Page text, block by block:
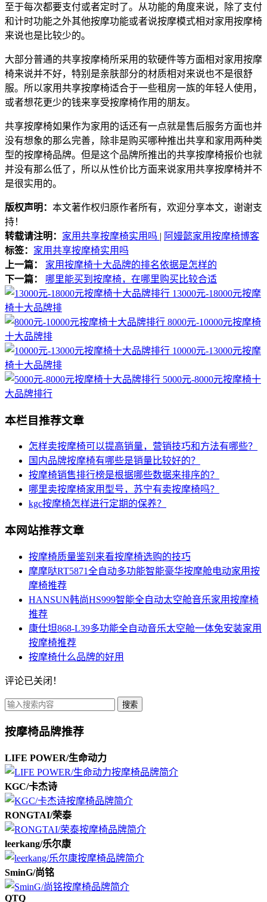
至于每次都要支付或者定时了。从功能的角度来说，除了支付
和计时功能之外其他按摩功能或者说按摩模式相对家用按摩椅
来说也是比较少的。
大部分普通的共享按摩椅所采用的软硬件等方面相对家用按摩
椅来说并不好，特别是亲肤部分的材质相对来说也不是很舒
服。所以家用共享按摩椅适合于一些租房一族的年轻人使用，
或者想花更少的钱来享受按摩椅作用的朋友。
共享按摩椅如果作为家用的话还有一点就是售后服务方面也并
没有想象的那么完善，除非是购买哪种推出共享和家用两种类
型的按摩椅品牌。但是这个品牌所推出的共享按摩椅报价也就
并没有那么低了，所以从性价比方面来说家用共享按摩椅并不
是很实用的。
版权声明： 本文著作权归原作者所有，欢迎分享本文，谢谢支
持！
转载请注明： 家用共享按摩椅实用吗 | 阿嫚懿家用按摩椅博客
标签： 家用共享按摩椅实用吗
上一篇：
家用按摩椅十大品牌的排名依据是怎样的
下一篇：
哪里能买到按摩椅，在哪里购买比较合适
13000元-18000元按摩
椅十大品牌排
8000元-10000元按摩椅
十大品牌排
10000元-13000元按摩
椅十大品牌排
5000元-8000元按摩椅十
大品牌排行
本栏目推荐文章
怎样卖按摩椅可以提高销量，营销技巧和方法有哪些？
国内品牌按摩椅有哪些是销量比较好的？
按摩椅销售排行榜是根据哪些数据来排序的？
哪里卖按摩椅家用型号，苏宁有卖按摩椅吗？
kgc按摩椅怎样进行定期的保养？
本网站推荐文章
按摩椅质量鉴别来看按摩椅选购的技巧
摩摩哒RT5871全自动多功能智能豪华按摩舱电动家用按
摩椅推荐
HANSUN韩尚HS999智能全自动太空舱音乐家用按摩椅
推荐
康仕坦868-L39多功能全自动音乐太空舱一体免安装家用
按摩椅推荐
按摩椅什么品牌的好用
评论已关闭！
搜索
按摩椅品牌推荐
LIFE POWER/生命动力
KGC/卡杰诗
RONGTAI/荣泰
leerkang/乐尔康
SminG/尚铭
QTQ